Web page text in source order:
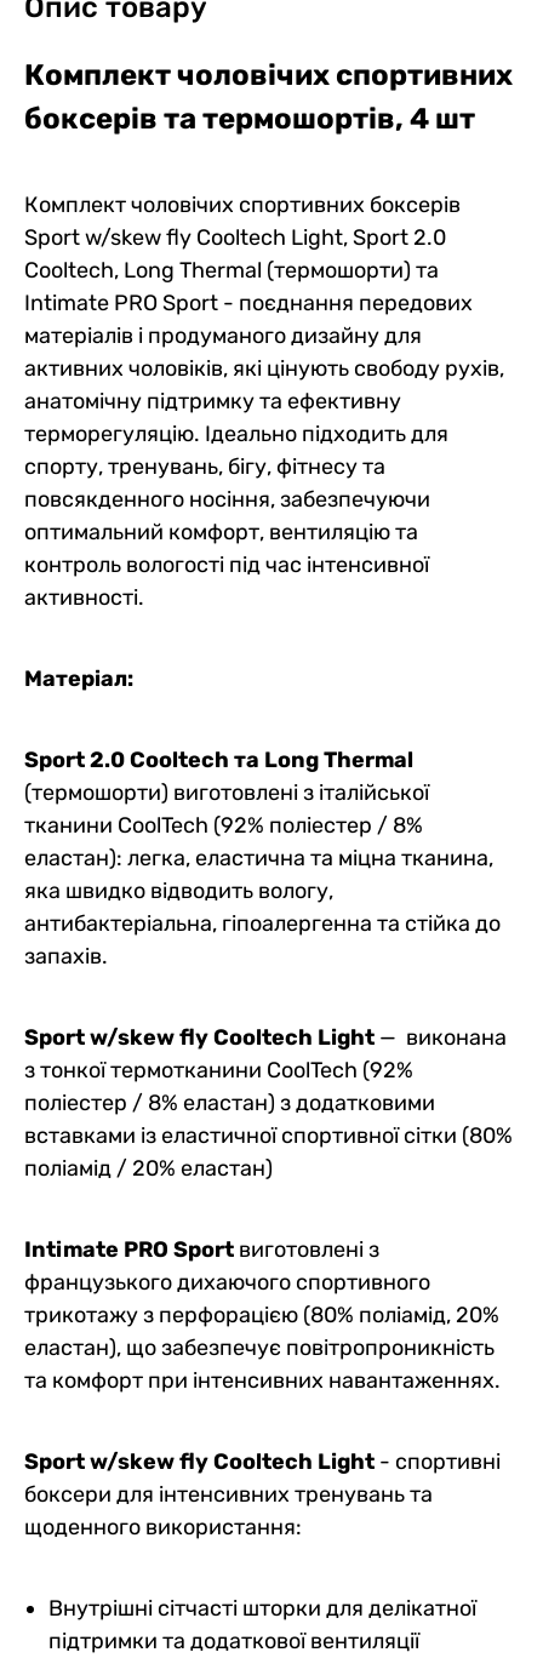
Комплект чоловічих спортивних
боксерів та термошортів, 4 шт
Комплект чоловічих спортивних боксерів
Sport w/skew fly Cooltech Light, Sport 2.0
Cooltech, Long Thermal (термошорти) та
Intimate PRO Sport - поєднання передових
матеріалів і продуманого дизайну для
активних чоловіків, які цінують свободу рухів,
анатомічну підтримку та ефективну
терморегуляцію. Ідеально підходить для
спорту, тренувань, бігу, фітнесу та
повсякденного носіння, забезпечуючи
оптимальний комфорт, вентиляцію та
контроль вологості під час інтенсивної
активності.
Матеріал:
Sport 2.0 Cooltech та Long Thermal
(термошорти) виготовлені з італійської
тканини CoolTech (92% поліестер / 8%
еластан): легка, еластична та міцна тканина,
яка швидко відводить вологу,
антибактеріальна, гіпоалергенна та стійка до
запахів.
Sport w/skew fly Cooltech Light — виконана
з тонкої термотканини CoolTech (92%
поліестер / 8% еластан) з додатковими
вставками із еластичної спортивної сітки (80%
поліамід / 20% еластан)
Intimate PRO Sport виготовлені з
французького дихаючого спортивного
трикотажу з перфорацією (80% поліамід, 20%
еластан), що забезпечує повітропроникність
та комфорт при інтенсивних навантаженнях.
Sport w/skew fly Cooltech Light - спортивні
боксери для інтенсивних тренувань та
щоденного використання:
Внутрішні сітчасті шторки для делікатної
підтримки та додаткової вентиляції